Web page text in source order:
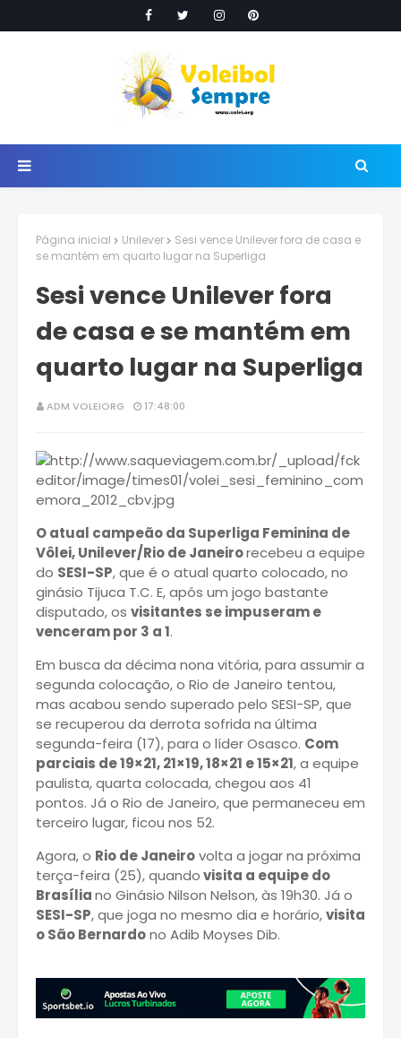
Página inicial Unilever
Sesi vence Unilever fora de casa e
se mantém em quarto lugar na Superliga
Sesi vence Unilever fora
de casa e se mantém em
quarto lugar na Superliga
ADM VOLEIORG 17:48:00
O atual campeão da Superliga Feminina de
Vôlei, Unilever/Rio de Janeirorecebeu a equipe
do SESI-SP, que é o atual quarto colocado, no
ginásio Tijuca T.C. E, após um jogo bastante
disputado, os visitantes se impuseram e
venceram por 3 a 1.
Em busca da décima nona vitória, para assumir a
segunda colocação, o Rio de Janeiro tentou,
mas acabou sendo superado pelo SESI-SP, que
se recuperou da derrota sofrida na última
segunda-feira (17), para o líder Osasco. Com
parciais de 19×21, 21×19, 18×21 e 15×21, a equipe
paulista, quarta colocada, chegou aos 41
pontos. Já o Rio de Janeiro, que permaneceu em
terceiro lugar, ficou nos 52.
Agora, o Rio de Janeirovolta a jogar na próxima
terça-feira (25), quandovisita a equipe do
Brasíliano Ginásio Nilson Nelson, às 19h30. Já o
SESI-SP, que joga no mesmo dia e horário,visita
o São Bernardono Adib Moyses Dib.